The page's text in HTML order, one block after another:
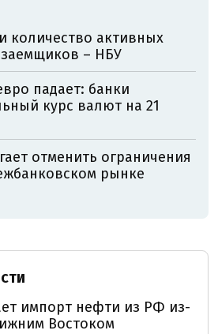
количество активных
– НБУ
падает: банки
курс валют на 21
отменить ограничения
рынке
импорт нефти из РФ из-
Востоком